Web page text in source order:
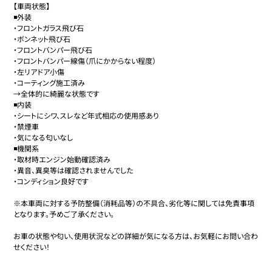
【車両状態】
◾️外装
・フロントガラス飛び石
・ボンネット飛び石
・フロントバンパー飛び石
・フロントバンパー線傷（爪にかからない程度）
・左リアドア小傷
・コーティング施工済み
→全体的に綺麗な状態です
◾️内装
・シートにシワ、スレなど年式相応の使用感あり
・禁煙車
・気になる匂いなし
◾️機関系
・取材時エンジン始動確認済み
・異音、異臭等は確認されませんでした
・コンディション良好です
※本車両に対する予防整備（消耗品等）の不具合、劣化等に関しては免責事項
となります。予めご了承ください。
お車の状態や匂い、使用状況などの詳細が気になる方は、お気軽にお問い合わ
せください！